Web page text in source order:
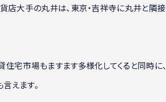
店大手の丸井は、東京・吉祥寺に丸井と隣接
宅市場もますます多様化してくると同時に、
えます。